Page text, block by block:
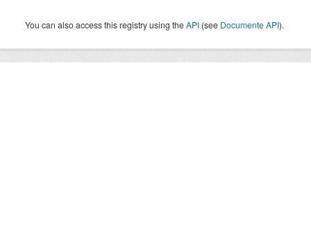
You can also access this registry using theAPI (see Documente API).